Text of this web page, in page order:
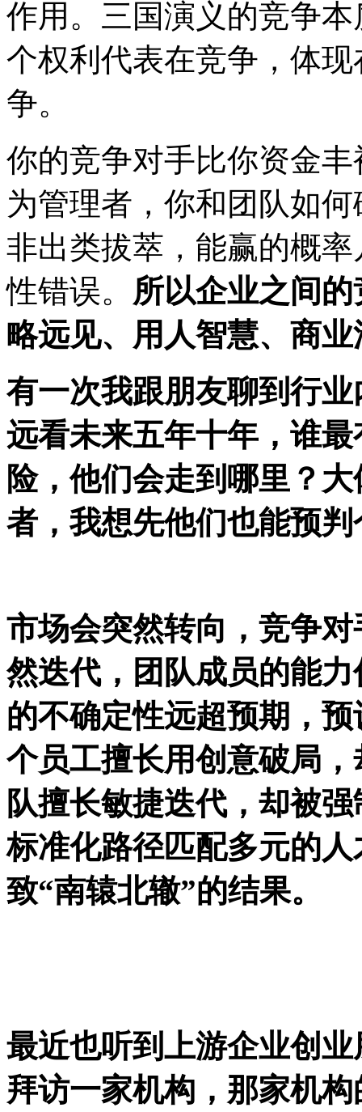
作用。三国演义的竞争
个权利代表在竞争，体
争。
你的竞争对手比你资金
为管理者，你和团队如
非出类拔萃，能赢的概
性错误。 所以企业之间
略远见、用人智慧、商
有一次我跟朋友聊到行
远看未来五年十年，谁
险，他们会走到哪里？
者，我想先他们也能预
市场会突然转向，竞争
然迭代，团队成员的能
的不确定性远超预期，
个员工擅长用创意破局
队擅长敏捷迭代，却被
标准化路径匹配多元的
致“南辕北辙”的结果。
最近也听到上游企业创
拜访一家机构，那家机